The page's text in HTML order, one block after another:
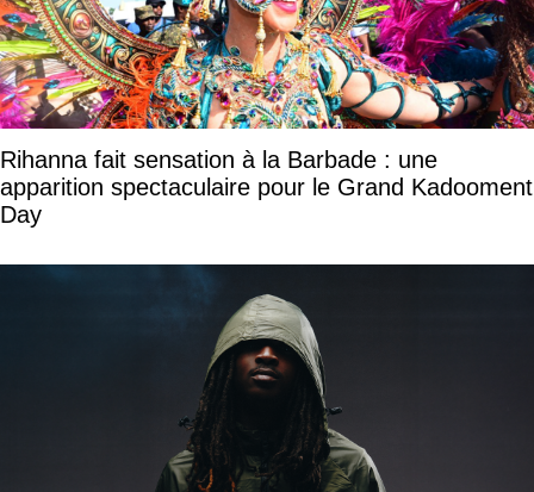
Rihanna fait sensation à la Barbade : une
apparition spectaculaire pour le Grand Kadooment
Day